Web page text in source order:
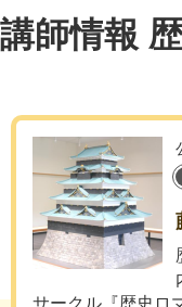
講師情報